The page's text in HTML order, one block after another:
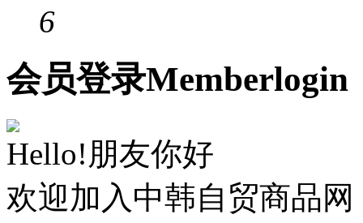
6
会员登录Memberlogin
Hello!朋友你好
欢迎加入中韩自贸商品网